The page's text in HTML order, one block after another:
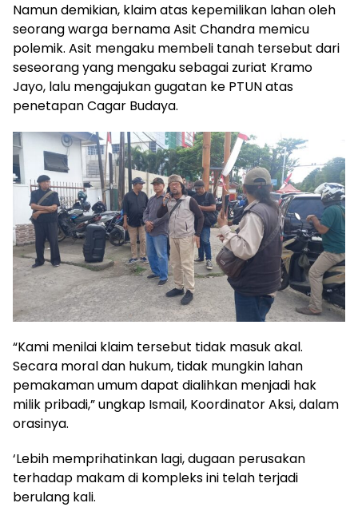
Namun demikian, klaim atas kepemilikan lahan oleh
seorang warga bernama Asit Chandra memicu
polemik. Asit mengaku membeli tanah tersebut dari
seseorang yang mengaku sebagai zuriat Kramo
Jayo, lalu mengajukan gugatan ke PTUN atas
penetapan Cagar Budaya.
“Kami menilai klaim tersebut tidak masuk akal.
Secara moral dan hukum, tidak mungkin lahan
pemakaman umum dapat dialihkan menjadi hak
milik pribadi,” ungkap Ismail, Koordinator Aksi, dalam
orasinya.
‘Lebih memprihatinkan lagi, dugaan perusakan
terhadap makam di kompleks ini telah terjadi
berulang kali.